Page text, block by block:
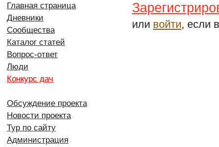
или войти, если
Главная страница
Дневники
Сообщества
Каталог статей
Вопрос-ответ
Люди
Конкурс дач
Обсуждение проекта
Новости проекта
Тур по сайту
Администрация